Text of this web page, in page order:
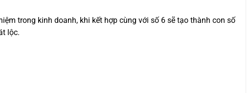
trong kinh doanh, khi kết hợp cùng với số 6 sẽ tạo thành con số
lộc.